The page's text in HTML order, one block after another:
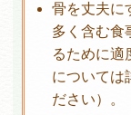
骨を丈夫に
多く含む食
るために適
については
ださい）。